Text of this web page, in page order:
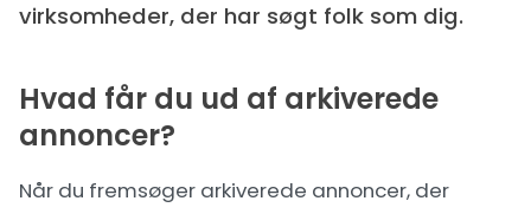
virksomheder, der har søgt folk som dig.
Hvad får du ud af arkiverede
annoncer?
Når du fremsøger arkiverede annoncer, der